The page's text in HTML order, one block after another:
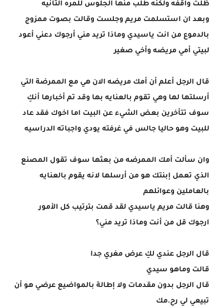
ظلت واقفه ولكنه طلب منها الجلوس للمره الثانيه
وبعد ان استسلمت مريم وجلست وقالت بصوت ممزوج
بالدموع من انت ياسيدي وماذا تريد مني أرجوك دعني أعود
لبيتي أمي مريضه وأخي صغير
قال الرجل أعلم أن أمك مريضه الان هي مع الممرضة التي
أرسلتها لها وهي تقوم بالعنايه بها وقد تم أخبارها أنكِ
سوف تتأخرين بعض الشيء عن البيت اما اخوك فقد عاد
للبيت وهو حاليا جالس في غرفته يودي واجباته الدراسيه
وان سألت أمك الممرضه من بعثها سوف تقول المصنع
الذي تعمل إبنتك هو من أرسلها لانه يقوم بالعنايه
بالعاملين وعوائلهم
وهنا قالت مريم ياسيدي لقد قمت بترتيب كل الأمور
ارجوك قل من أنت وماذا تريد مني؟
قال الرجل عندي لكِ عرض مغري جدا
قالت وماهو سيدي
قال الرجل بدون مقدمات ولا إطالة بالمواضيع عرضي هو أن
تبيعي لي رح.مك